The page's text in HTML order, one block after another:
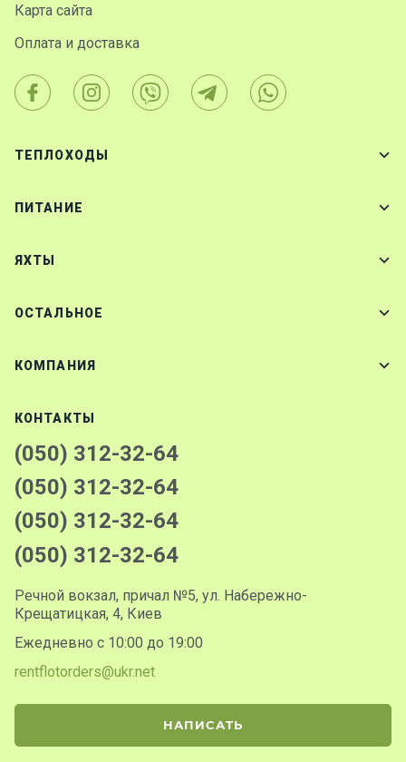
Карта сайта
Оплата и доставка
ТЕПЛОХОДЫ
ПИТАНИЕ
ЯХТЫ
ОСТАЛЬНОЕ
КОМПАНИЯ
КОНТАКТЫ
(050) 312-32-64
(050) 312-32-64
(050) 312-32-64
(050) 312-32-64
Речной вокзал, причал №5, ул. Набережно-
Крещатицкая, 4, Киев
Ежедневно с 10:00 до 19:00
rentflotorders@ukr.net
НАПИСАТЬ